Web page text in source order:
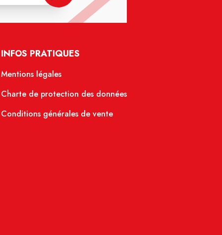
INFOS PRATIQUES
Mentions légales
Charte de protection des données
Conditions générales de vente